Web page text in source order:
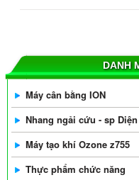
DANH
Máy cân bằng ION
Nhang ngải cứu - sp
Máy tạo khí Ozone z755
Thực phẩm chức năng